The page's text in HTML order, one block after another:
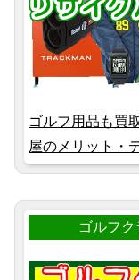
ゴルフ用品も買
屋のメリット・
ゴルフク